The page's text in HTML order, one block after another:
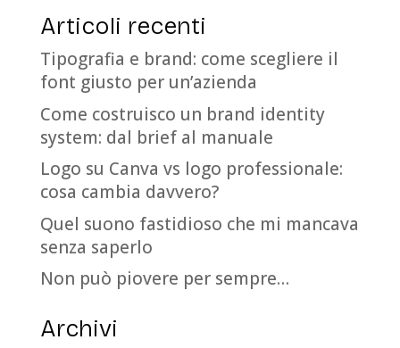
Articoli recenti
Tipografia e brand: come scegliere il
font giusto per un’azienda
Come costruisco un brand identity
system: dal brief al manuale
Logo su Canva vs logo professionale:
cosa cambia davvero?
Quel suono fastidioso che mi mancava
senza saperlo
Non può piovere per sempre…
Archivi